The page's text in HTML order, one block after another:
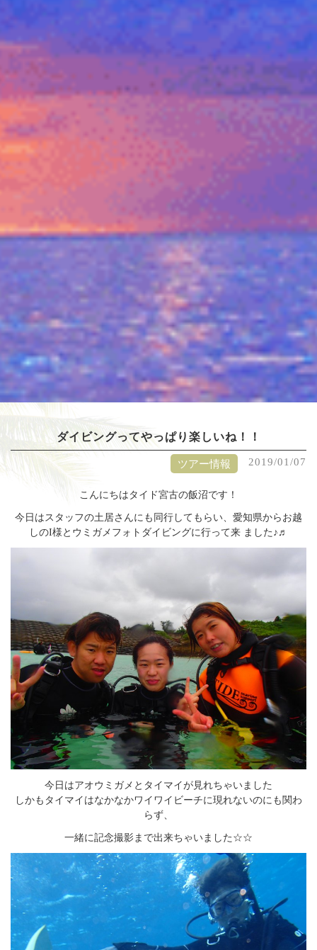
ダイビングってやっぱり楽しいね！！
ツアー情報 2019/01/07
こんにちは タイド宮古の飯沼です！
今日はスタッフの土居さんにも同行してもらい、愛知県からお越
しのI様とウミガメフォトダイビングに行って来 ました♪♬
今日はアオウミガメとタイマイが見れちゃいました
しかもタイマイはなかなかワイワイビーチに現れないのにも関わ
らず、
一緒に記念撮影まで出来ちゃいました☆☆